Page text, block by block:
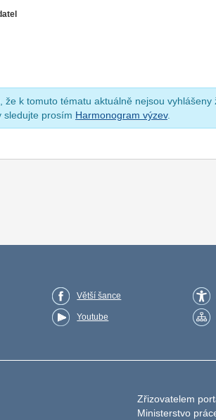
k tomuto tématu aktuálně nejsou vyhlášeny
sledujte prosím Harmonogram výzev.
Větší šance
Youtube
Zřizovatelem
Ministerstvo